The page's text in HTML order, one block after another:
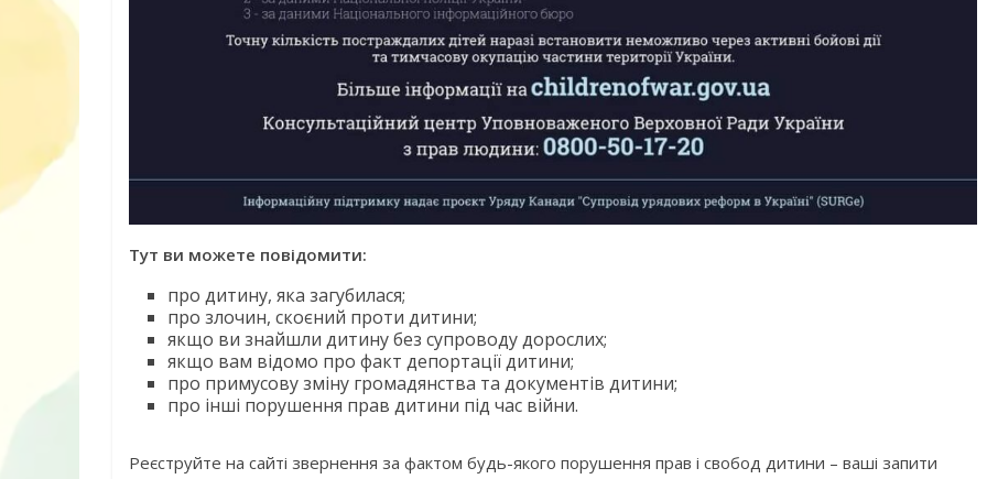
Тут ви можете повідомити:
про дитину, яка загубилася;
про злочин, скоєний проти дитини;
якщо ви знайшли дитину без супроводу дорослих;
якщо вам відомо про факт депортації дитини;
про примусову зміну громадянства та документів дитини;
про інші порушення прав дитини під час війни.
Реєструйте на сайті звернення за фактом будь-якого порушення прав і свобод дитини – ваші запити
Книга «Як любити дитину»
Корчак Януш